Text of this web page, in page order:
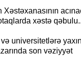
xəstə
universitetlərə
son vəziyyət